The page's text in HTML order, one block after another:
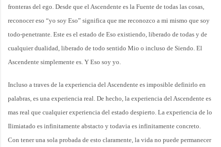
fronteras del ego. Desde que el Ascendente es la Fuente de todas las cosas,
reconocer eso “yo soy Eso” significa que me reconozco a mi mismo que soy
todo-penetrante. Este es el estado de Eso existiendo, liberado de todas y de
cualquier dualidad, liberado de todo sentido Mio o incluso de Siendo. El
Ascendente simplemente es. Y Eso soy yo.
Incluso a traves de la experiencia del Ascendente es imposible definirlo en
palabras, es una experiencia real. De hecho, la experiencia del Ascendente es
mas real que cualquier experiencia del estado despierto. La experiencia de lo
Ilimiatado es infinitamente abstacto y todavia es infinitamente concreto.
Con tener una sola probada de esto claramente, la vida no puede permanecer